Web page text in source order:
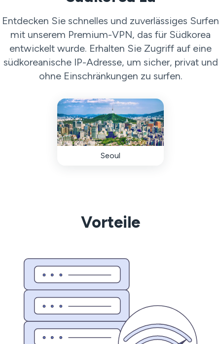
Entdecken Sie schnelles und zuverlässiges Surfen
mit unserem Premium-VPN, das für Südkorea
entwickelt wurde. Erhalten Sie Zugriff auf eine
südkoreanische IP-Adresse, um sicher, privat und
ohne Einschränkungen zu surfen.
Seoul
Vorteile